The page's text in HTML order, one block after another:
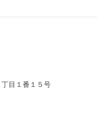
目１番１５号